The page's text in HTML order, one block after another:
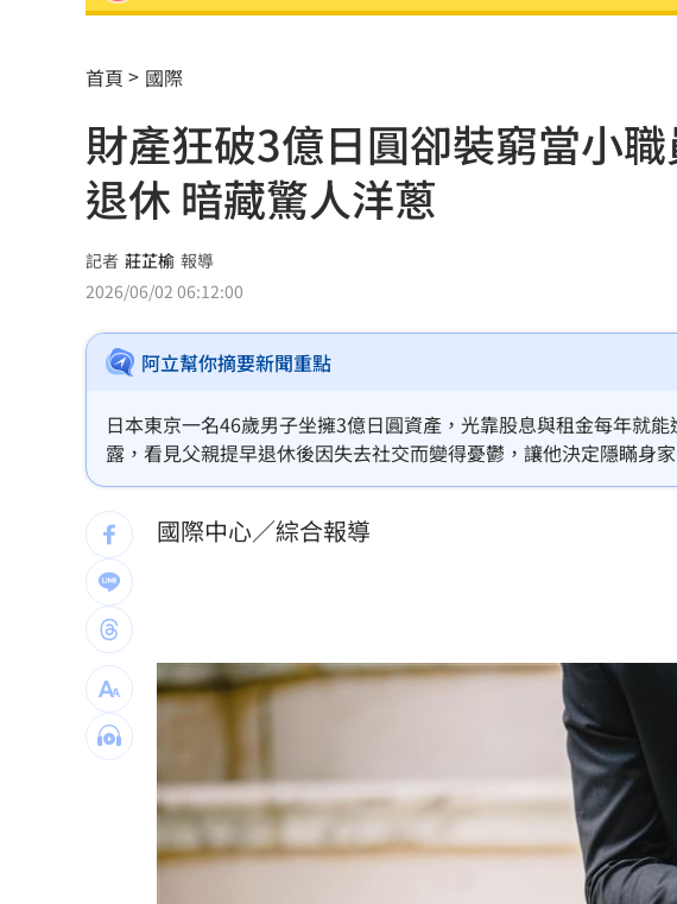
米蘭達離婚奧蘭多布魯13年！罕談前夫互動
美制裁杜拜加密幣交所！控助伊朗革命衛隊 23:37
美就業數據爆冷 這信號Fed升息警報降溫
梅西父親病逝享壽68歲 一路陪伴兒闖足壇
5登山客2025年雪崩失蹤 尼泊爾尋獲遺體
喝錯傷身！營養師整理喝咖啡「7大守則」
美：東南亞詐騙園區多由中國背景組織主導 23:25
ETF存到2千萬退休！他因1封信重回職場
泰國校園槍擊案增至9死 12歲女童不治 23:07
22:59
台灣彩券開獎直播中 20:31
LIVE三立+24小時直播 15:27
首頁 國際
財產狂破3億日圓卻裝窮當小
退休 暗藏驚人洋蔥
記者 莊芷榆 報導
2026/06/02 06:12:00
阿立幫你摘要新聞重點
日本東京一名46歲男子坐擁3億日圓資產，光靠股息與租金每年就
露，看見父親提早退休後因失去社交而變得憂鬱，讓他決定隱瞞身
享有公司健保與年金福利，這筆財富更讓他無懼職場政治，真正活
中，追求心理健康與財務自由平衡的另類標竿。
國際中心／綜合報導